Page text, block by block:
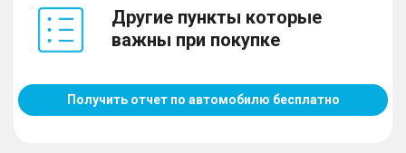
Другие пункты которые
важны при покупке
Получить отчет по автомобилю бесплатно